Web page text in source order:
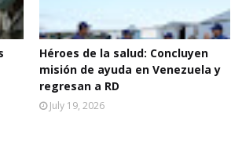
Héroes de la salud: Concluyen
misión de ayuda en Venezuela y
regresan a RD
July 19, 2026